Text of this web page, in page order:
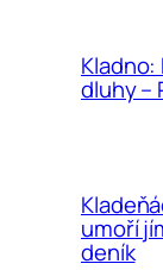
dluhy –
umoří
deník